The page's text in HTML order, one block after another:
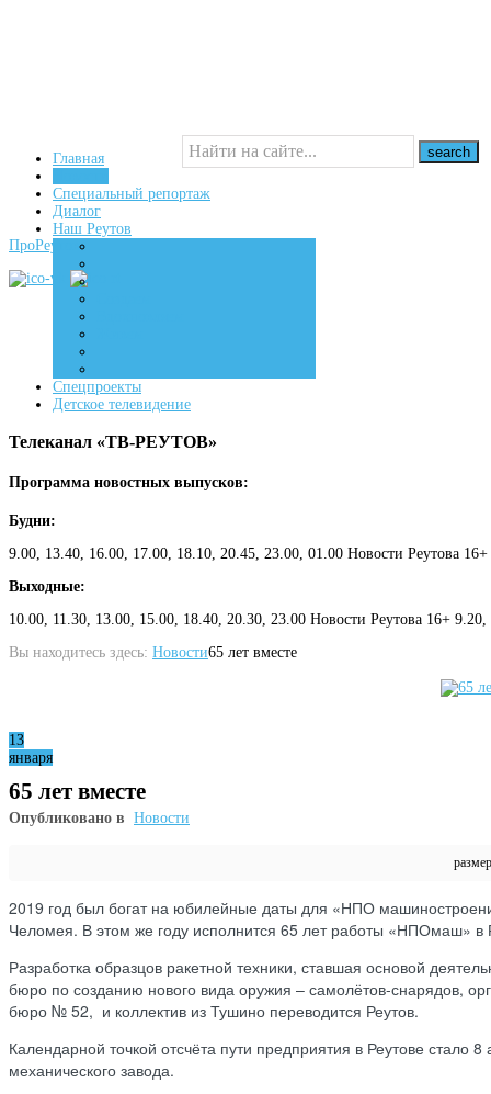
16+
ПроРеутов
Главная
Специальный репортаж
Диалог
Наш Реутов
Спецпроекты
Детское телевидение
Телеканал «ТВ-РЕУТОВ»
Программа новостных выпусков:
Будни:
9.00, 13.40, 16.00, 17.00, 18.10, 20.45, 23.00, 01.00 Новости Реутова
Выходные:
10.00, 11.30, 13.00, 15.00, 18.40, 20.30, 23.00 Новости Реутова 16+
Вы находитесь здесь: Новости65 лет вместе
13
января
65 лет вместе
Опубликовано в Новости
2019 год был богат на юбилейные даты для «НПО
Челомея. В этом же году исполнится 65 лет работы «НПОмаш» в
Разработка образцов ракетной техники, ставшая основой
бюро по созданию нового вида оружия – самолётов-снарядов,
бюро № 52, и коллектив из Тушино переводится Реутов.
Календарной точкой отсчёта пути предприятия в Реутове
механического завода.